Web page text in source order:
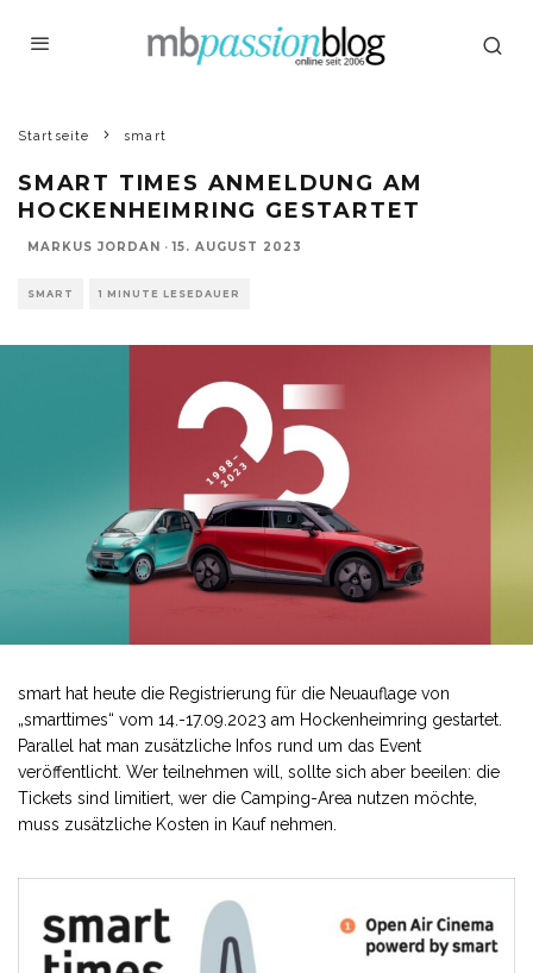
Startseite smart
SMART TIMES ANMELDUNG AM
HOCKENHEIMRING GESTARTET
MARKUS JORDAN · 15. AUGUST 2023
SMART 1 MINUTE LESEDAUER
smart hat heute die Registrierung für die Neuauflage von
„smarttimes“ vom 14.-17.09.2023 am Hockenheimring gestartet.
Parallel hat man zusätzliche Infos rund um das Event
veröffentlicht. Wer teilnehmen will, sollte sich aber beeilen: die
Tickets sind limitiert, wer die Camping-Area nutzen möchte,
muss zusätzliche Kosten in Kauf nehmen.